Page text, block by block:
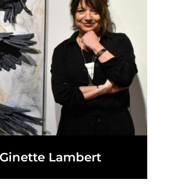
Ginette Lambert